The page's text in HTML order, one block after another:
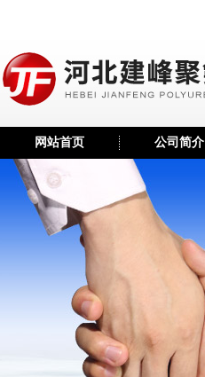
网站首页 公司简介